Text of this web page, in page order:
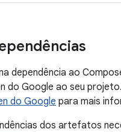
dependência ao
do Google ao seu
do Google para mais
dos artefatos